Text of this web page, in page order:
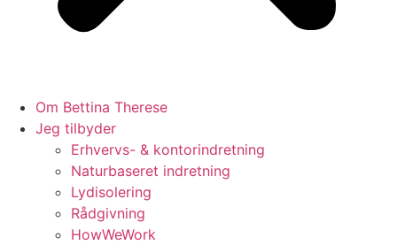
Om Bettina Therese
Jeg tilbyder
Erhvervs- & kontorindretning
Naturbaseret indretning
Lydisolering
Rådgivning
HowWeWork